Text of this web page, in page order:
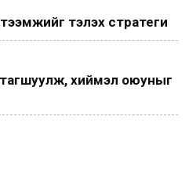
тэлэх стратеги
хиймэл оюуныг